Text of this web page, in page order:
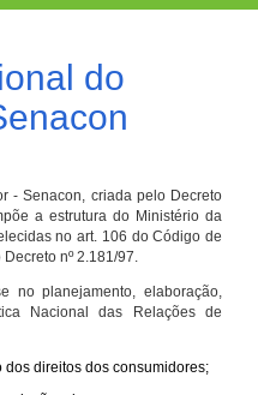
do
- Senacon, criada pelo Decreto
a estrutura do Ministério da
no art. 106 do Código de
nº 2.181/97.
no planejamento, elaboração,
Nacional das Relações de
direitos dos consumidores;